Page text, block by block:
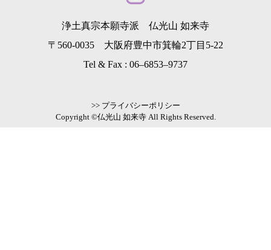
浄土真宗本願寺派 仏光山 如来寺
〒560-0035 大阪府豊中市箕輪2丁目5-22
Tel & Fax : 06–6853–9737
>> プライバシーポリシー
Copyright ©仏光山 如来寺 All Rights Reserved.